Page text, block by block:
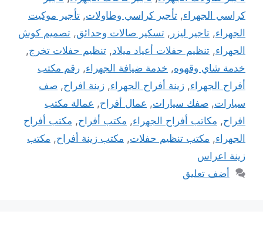
كراسي الجهراء, تأجير كراسي وطاولات, تأجير موكيت
الجهراء, تاجير ليزر , تسكير صالات وحدائق, تصميم كوش
الجهراء, تنظيم حفلات أعياد ميلاد, تنظيم حفلات تخرج,
خدمة شاي وقهوه, خدمة ضيافة الجهراء, رقم مكتب
أفراح الجهراء, زينة أفراح الجهراء, زينة افراح, صف
سيارات, صفك سيارات, عمال أفراح, عمالة مكتب
افراح, مكاتب أفراح الجهراء, مكتب أفراح, مكتب أفراح
الجهراء, مكتب تنظيم حفلات, مكتب زينة أفراح, مكتب
زينة اعراس
أضف تعليق